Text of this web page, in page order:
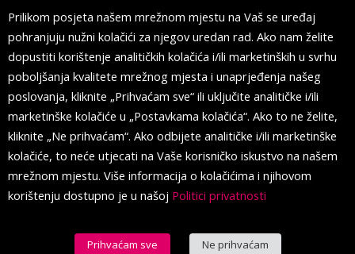
prvi put pojavljuju u Splitu.
PRATITE NAS
Prilikom posjeta našem mrežnom mjestu na Vaš se uređaj
pohranjuju nužni kolačići za njegov uredan rad. Ako nam želite
dopustiti korištenje analitičkih kolačića i/ili marketinških u svrhu
poboljšanja kvalitete mrežnog mjesta i unaprjeđenja našeg
poslovanja, kliknite „Prihvaćam sve“ ili uključite analitičke i/ili
marketinške kolačiće u „Postavkama kolačića“. Ako to ne želite,
kliknite „Ne prihvaćam“. Ako odbijete analitičke i/ili marketinške
kolačiće, to neće utjecati na Vaše korisničko iskustvo na našem
mrežnom mjestu. Više informacija o kolačićima i njihovom
korištenju dostupno je u našoj Politici privatnosti
Prihvaćam sve Ne prihvaćam